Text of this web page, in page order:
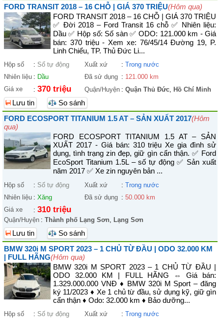
FORD TRANSIT 2018 – 16 CHỖ | GIÁ 370 TRIỆU(Hôm qua)
FORD TRANSIT 2018 – 16 CHỖ | GIÁ 370 TRIỆU
✅ Đời 2018 – Ford Transit 16 chỗ ✅ Nhiên liệu:
Dầu ✅ Hộp số: Số sàn ✅ ODO: 121.000 km - Giá
bán: 370 triệu - Xem xe: 76/45/14 Đường 19, P.
Linh Chiểu, TP. Thủ Đức Li...
Hộp số : Số tự động Xuất xứ : Trong nước
Nhiên liệu : Dầu Đã sử dụng : 121.000 km
Giá xe
: 370 triệu Quận/Huyện : Quận Thủ Đức, Hồ Chí Minh
Lưu tin
So sánh
FORD ECOSPORT TITANIUM 1.5 AT – SẢN XUẤT 2017(Hôm
qua)
FORD ECOSPORT TITANIUM 1.5 AT – SẢN
XUẤT 2017 - Giá bán: 310 triệu Xe gia đình sử
dụng, tình trạng zin đẹp, giữ gìn cẩn thận. ✅ Ford
EcoSport Titanium 1.5L – số tự động ✅ Sản xuất
năm 2017 ✅ Xe zin nguyên bản ...
Hộp số : Số tự động Xuất xứ : Trong nước
Nhiên liệu : Xăng Đã sử dụng : 50.000 km
Giá xe
: 310 triệu
Quận/Huyện : Thành phố Lạng Sơn, Lạng Sơn
Lưu tin
So sánh
BMW 320i M SPORT 2023 – 1 CHỦ TỪ ĐẦU | ODO 32.000 KM
| FULL HÃNG(Hôm qua)
BMW 320i M SPORT 2023 – 1 CHỦ TỪ ĐẦU |
ODO 32.000 KM | FULL HÃNG ⇔ Giá bán:
1.329.000.000 VNĐ ♦ BMW 320i M Sport – đăng
ký 11/2023 ♦ Xe 1 chủ từ đầu, sử dụng kỹ, giữ gìn
cẩn thận ♦ Odo: 32.000 km ♦ Bảo dưỡng...
Hộp số : Số tự động Xuất xứ : Trong nước